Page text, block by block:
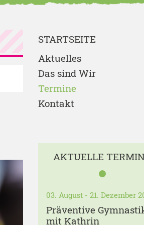
STARTSEITE
Aktuelles
Das sind Wir
Termine
Kontakt
AKTUELLE
03. August - 21. Dezember
Präventive
mit Kathrin